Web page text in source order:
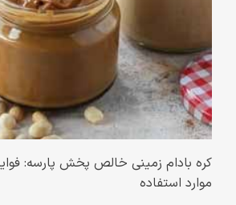
کره بادام زمینی خالص پخش پارسه:
موارد استفاده